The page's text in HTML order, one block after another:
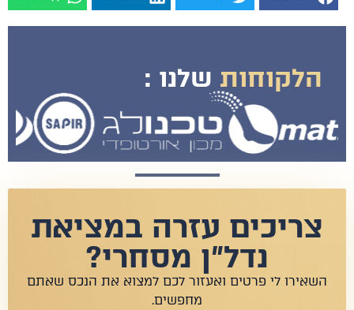
הלקוחותשלנו :
צריכים עזרה במציאת
נדל"ן מסחרי?
השאירו לי פרטים ואעזור לכם למצוא את הנכס שאתם
מחפשים.